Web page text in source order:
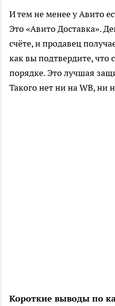
И тем не менее у Авито
Это «Авито Доставка».
счёте, и продавец
как вы подтвердите, что
порядке. Это лучшая
Такого нет ни на WB, ни
Короткие выводы по